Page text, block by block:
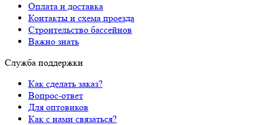
Оплата и доставка
Контакты и схема проезда
Строительство бассейнов
Важно знать
Служба поддержки
Как сделать заказ?
Вопрос-ответ
Для оптовиков
Как с нами связаться?